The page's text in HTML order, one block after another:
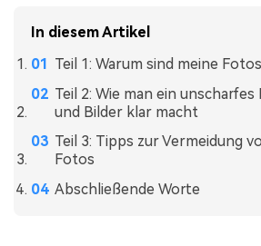
In diesem Artikel
Teil 1: Warum sind meine
Teil 2: Wie man ein
und Bilder klar macht
Teil 3: Tipps zur Vermeidung
Fotos
Abschließende Worte